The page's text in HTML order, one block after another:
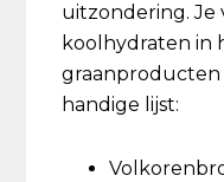
uitzondering. Je
koolhydraten in
graanproducten
handige lijst: